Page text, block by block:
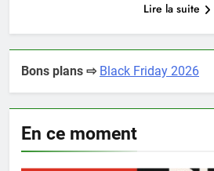
Lire la suite
Bons plans ⇨ Black Friday 2026
En ce moment